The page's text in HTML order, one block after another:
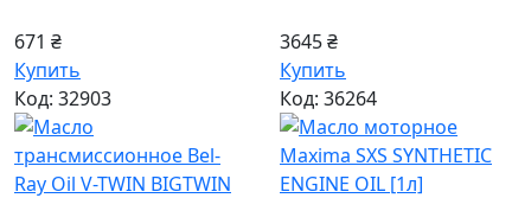
671 ₴
Купить
3645 ₴
Купить
Код: 32903
Код: 36264